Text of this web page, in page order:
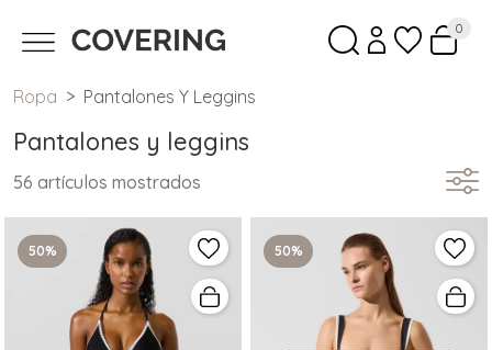
0
Ropa Pantalones Y Leggins
Pantalones y leggins
56 artículos mostrados
50% 50%